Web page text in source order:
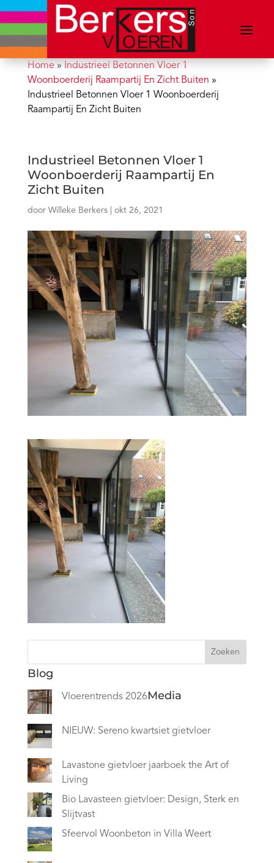
Home» Industrieel Betonnen Vloer 1
Woonboerderij Raampartij En Zicht Buiten »
Industrieel Betonnen Vloer 1 Woonboerderij
Raampartij En Zicht Buiten
Industrieel Betonnen Vloer 1
Woonboerderij Raampartij En
Zicht Buiten
door Willeke Berkers| okt 26, 2021
Zoeken
Blog
Vloerentrends 2026
NIEUW: Sereno kwartsiet gietvloer
Lavastone gietvloer jaarboek the Art of
Living
Bio Lavasteen gietvloer: Design, Sterk en
Slijtvast
Sfeervol Woonbeton in Villa Weert
Media